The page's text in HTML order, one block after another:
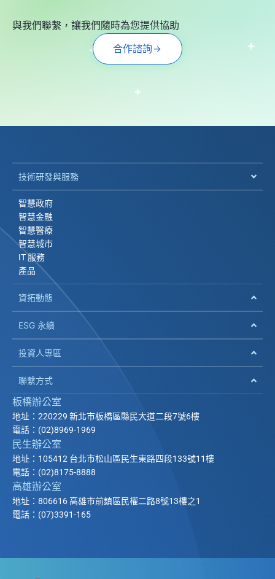
與我們聯繫，讓我們隨時為您提供協助
合作諮詢
技術研發與服務
智慧政府
智慧金融
智慧醫療
智慧城市
IT 服務
產品
資拓動態
ESG 永續
投資人專區
聯繫方式
板橋辦公室
地址：220229 新北市板橋區縣民大道二段7號6樓
電話：(02)8969-1969
民生辦公室
地址：105412 台北市松山區民生東路四段133號11樓
電話：(02)8175-8888
高雄辦公室
地址：806616 高雄市前鎮區民權二路8號13樓之1
電話：(07)3391-165